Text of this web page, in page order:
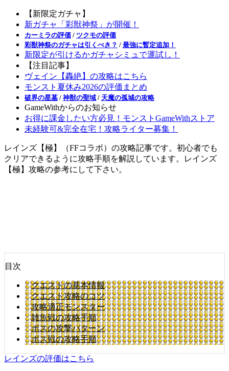
【新限定ガチャ】
新ガチャ「彩獣神祭」が開催！
カーミラの評価 / ツクモの評価
彩獣神祭のガチャは引くべき？ / 最強に暫定追加！
新限定が引けるかガチャシミュで運試し！
【注目記事】
ヴェイン【轟絶】の攻略はこちら
モンスト夏休み2026の評価まとめ
破界の星墓 / 神獣の聖域 / 天魔の孤城の攻略
GameWithからのお知らせ
お得に課金したい方必見！モンストGameWithストア
未経験可&完全在宅！攻略ライター募集！
レインズ【極】（FFコラボ）の攻略記事です。初心者でも
クリアできるように攻略手順を解説しています。レインズ
【極】攻略の参考にして下さい。
目次
クエストの基本情報
クエスト攻略のコツ
攻略適正モンスター
雑魚戦の攻略手順
ボスの攻撃パターン
ボス戦の攻略手順
レインズの評価はこちら